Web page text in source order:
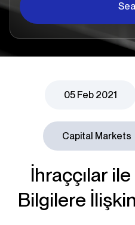
05 Feb 2021
Capital Markets
İhraççılar
Bilgilere